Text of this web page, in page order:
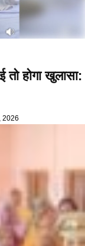
तो होगा खुलासा:
2026